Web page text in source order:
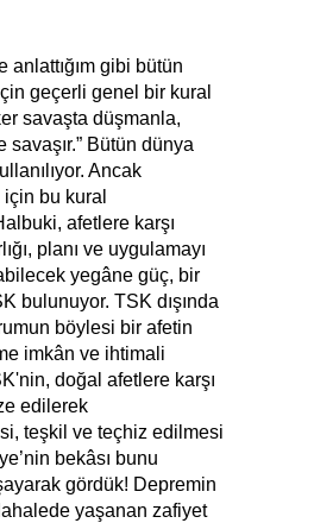
anlattığım gibi bütün
geçerli genel bir kural
savaşta düşmanla,
savaşır.” Bütün dünya
Ancak
bu kural
afetlere karşı
planı ve uygulamayı
yegâne güç, bir
bulunuyor. TSK dışında
böylesi bir afetin
imkân ve ihtimali
doğal afetlere karşı
edilerek
teşkil ve teçhiz edilmesi
bekâsı bunu
gördük! Depremin
yaşanan zafiyet